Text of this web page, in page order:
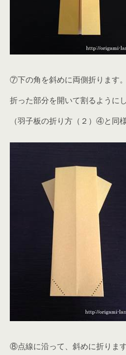
⑦下の角を斜めに両側折ります。
折った部分を開いて割るように
（羽子板の折り方（２）④と同様
⑧点線に沿って、斜めに折ります